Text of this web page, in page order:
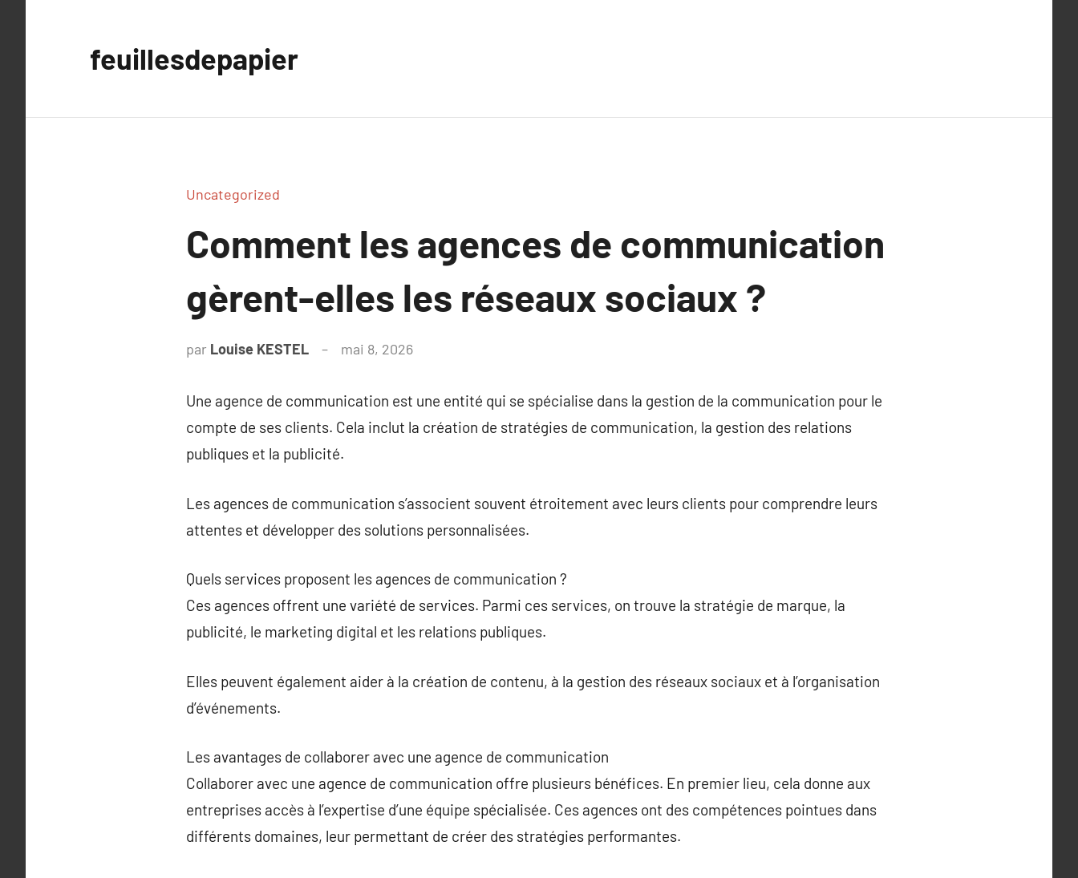
feuillesdepapier
Uncategorized
Comment les agences de communication
gèrent-elles les réseaux sociaux ?
par Louise KESTEL mai 8, 2026
Une agence de communication est une entité qui se spécialise dans la gestion de la communication pour le
compte de ses clients. Cela inclut la création de stratégies de communication, la gestion des relations
publiques et la publicité.
Les agences de communication s’associent souvent étroitement avec leurs clients pour comprendre leurs
attentes et développer des solutions personnalisées.
Quels services proposent les agences de communication ?
Ces agences offrent une variété de services. Parmi ces services, on trouve la stratégie de marque, la
publicité, le marketing digital et les relations publiques.
Elles peuvent également aider à la création de contenu, à la gestion des réseaux sociaux et à l’organisation
d’événements.
Les avantages de collaborer avec une agence de communication
Collaborer avec une agence de communication offre plusieurs bénéfices. En premier lieu, cela donne aux
entreprises accès à l’expertise d’une équipe spécialisée. Ces agences ont des compétences pointues dans
différents domaines, leur permettant de créer des stratégies performantes.